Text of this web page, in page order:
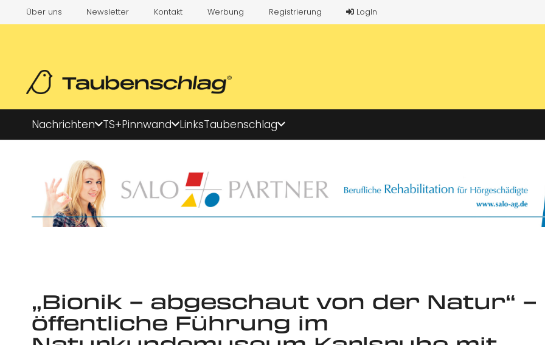
Über uns Newsletter Kontakt Werbung Registrierung LogIn
Nachrichten TS+Pinnwand LinksTaubenschlag
„Bionik – abgeschaut von der Natur“ –
öffentliche Führung im